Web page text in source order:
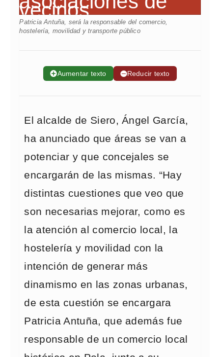
Patricia Antuña, será la responsable del comercio,
hostelería, movilidad y transporte público
➕Aumentar texto ➖Reducir texto
El alcalde de Siero, Ángel García,
ha anunciado que áreas se van a
potenciar y que concejales se
encargarán de las mismas. “Hay
distintas cuestiones que veo que
son necesarias mejorar, como es
la atención al comercio local, la
hostelería y movilidad con la
intención de generar más
dinamismo en las zonas urbanas,
de esta cuestión se encargara
Patricia Antuña, que además fue
responsable de un comercio local